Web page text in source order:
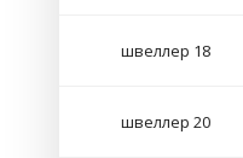
швеллер 18
швеллер 20